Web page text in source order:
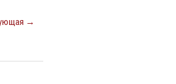
→